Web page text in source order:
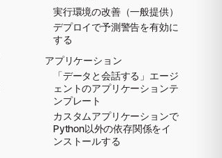
実行環境の改善（一般提供）
デプロイで予測警告を有効に
する
アプリケーション
「データと会話する」エージ
ェントのアプリケーションテ
ンプレート
カスタムアプリケーションで
Python以外の依存関係をイ
ンストールする